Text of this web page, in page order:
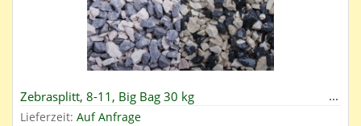
Zebrasplitt, 8-11, Big Bag 30 kg
Lieferzeit: Auf Anfrage